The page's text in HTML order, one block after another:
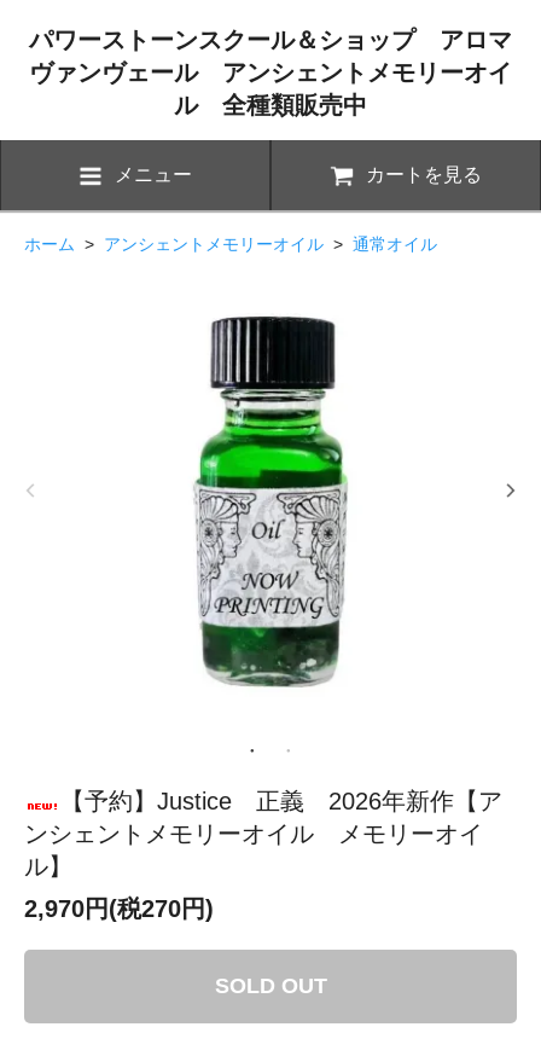
パワーストーンスクール＆ショップ アロマ
ヴァンヴェール アンシェントメモリーオイ
ル 全種類販売中
メニュー カートを見る
ホーム > アンシェントメモリーオイル > 通常オイル
【予約】Justice 正義 2026年新作【ア
ンシェントメモリーオイル メモリーオイ
ル】
2,970円(税270円)
SOLD OUT